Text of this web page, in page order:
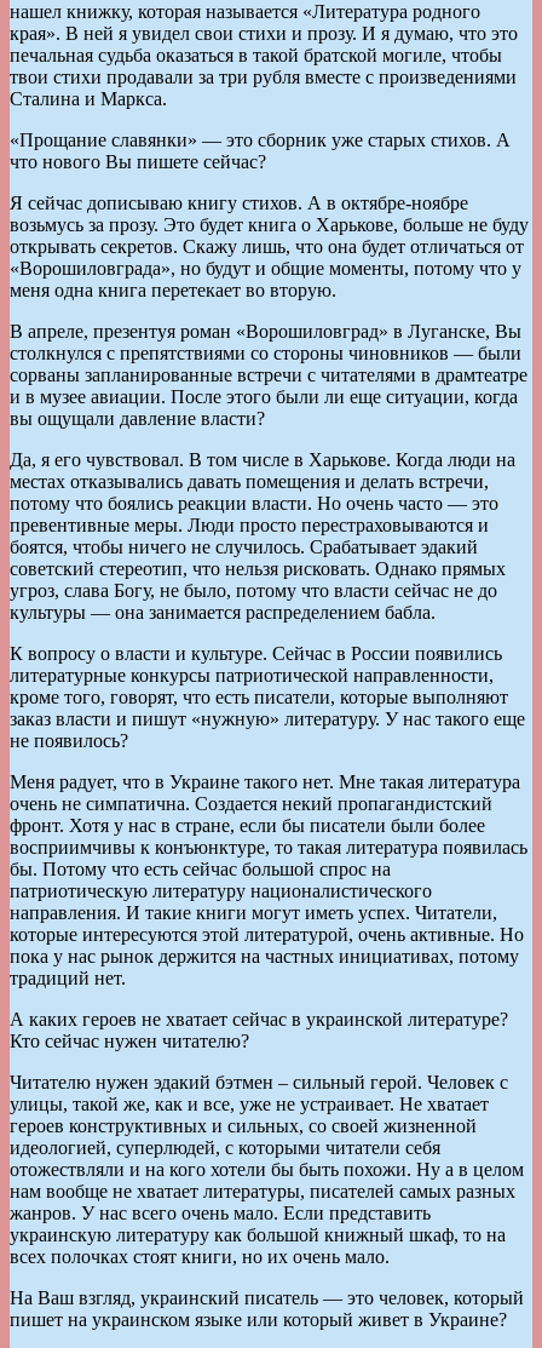
нашел книжку, которая называется «Литература родного
края». В ней я увидел свои стихи и прозу. И я думаю, что это
печальная судьба оказаться в такой братской могиле, чтобы
твои стихи продавали за три рубля вместе с произведениями
Сталина и Маркса.
«Прощание славянки» — это сборник уже старых стихов. А
что нового Вы пишете сейчас?
Я сейчас дописываю книгу стихов. А в октябре-ноябре
возьмусь за прозу. Это будет книга о Харькове, больше не буду
открывать секретов. Скажу лишь, что она будет отличаться от
«Ворошиловграда», но будут и общие моменты, потому что у
меня одна книга перетекает во вторую.
В апреле, презентуя роман «Ворошиловград» в Луганске, Вы
столкнулся с препятствиями со стороны чиновников — были
сорваны запланированные встречи с читателями в драмтеатре
и в музее авиации. После этого были ли еще ситуации, когда
вы ощущали давление власти?
Да, я его чувствовал. В том числе в Харькове. Когда люди на
местах отказывались давать помещения и делать встречи,
потому что боялись реакции власти. Но очень часто — это
превентивные меры. Люди просто перестраховываются и
боятся, чтобы ничего не случилось. Срабатывает эдакий
советский стереотип, что нельзя рисковать. Однако прямых
угроз, слава Богу, не было, потому что власти сейчас не до
культуры — она занимается распределением бабла.
К вопросу о власти и культуре. Сейчас в России появились
литературные конкурсы патриотической направленности,
кроме того, говорят, что есть писатели, которые выполняют
заказ власти и пишут «нужную» литературу. У нас такого еще
не появилось?
Меня радует, что в Украине такого нет. Мне такая литература
очень не симпатична. Создается некий пропагандистский
фронт. Хотя у нас в стране, если бы писатели были более
восприимчивы к конъюнктуре, то такая литература появилась
бы. Потому что есть сейчас большой спрос на
патриотическую литературу националистического
направления. И такие книги могут иметь успех. Читатели,
которые интересуются этой литературой, очень активные. Но
пока у нас рынок держится на частных инициативах, потому
традиций нет.
А каких героев не хватает сейчас в украинской литературе?
Кто сейчас нужен читателю?
Читателю нужен эдакий бэтмен – сильный герой. Человек с
улицы, такой же, как и все, уже не устраивает. Не хватает
героев конструктивных и сильных, со своей жизненной
идеологией, суперлюдей, с которыми читатели себя
отожествляли и на кого хотели бы быть похожи. Ну а в целом
нам вообще не хватает литературы, писателей самых разных
жанров. У нас всего очень мало. Если представить
украинскую литературу как большой книжный шкаф, то на
всех полочках стоят книги, но их очень мало.
На Ваш взгляд, украинский писатель — это человек, который
пишет на украинском языке или который живет в Украине?